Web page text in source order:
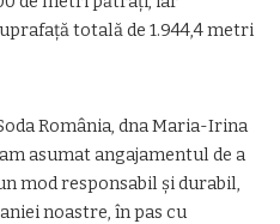
totală de 1.944,4 metri
România, dna Maria-Irina
asumat angajamentul de a
mod responsabil și durabil,
noastre, în pas cu